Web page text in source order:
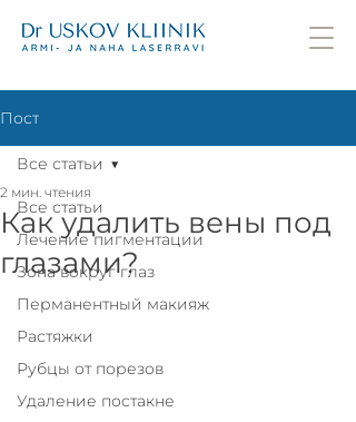
Пост
Все статьи
Лечение пигментации
Зона вокруг глаз
Перманентный макияж
Растяжки
Рубцы от порезов
Удаление постакне
Все статьи
Как удалить вены под
глазами?
2 мин. чтения